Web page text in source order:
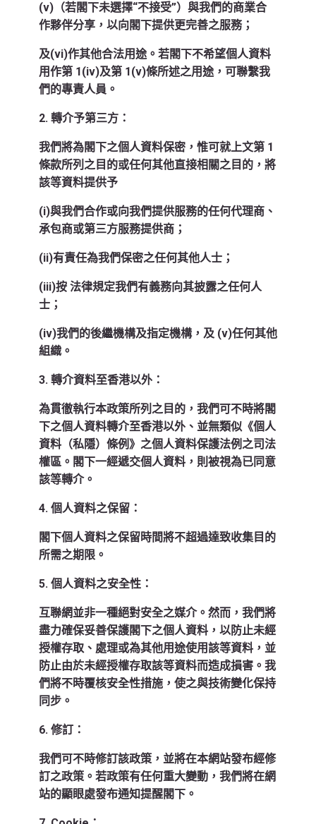
(v)（若閣下未選擇“不接受”）與我們的商業合
作夥伴分享，以向閣下提供更完善之服務；
及(vi)作其他合法用途。若閣下不希望個人資料
用作第 1(iv)及第 1(v)條所述之用途，可聯繫我
們的專責人員。
2. 轉介予第三方：
我們將為閣下之個人資料保密，惟可就上文第 1
條款所列之目的或任何其他直接相關之目的，將
該等資料提供予
(i)與我們合作或向我們提供服務的任何代理商、
承包商或第三方服務提供商；
(ii)有責任為我們保密之任何其他人士；
(iii)按 法律規定我們有義務向其披露之任何人
士；
(iv)我們的後繼機構及指定機構，及 (v)任何其他
組織。
3. 轉介資料至香港以外：
為貫徹執行本政策所列之目的，我們可不時將閣
下之個人資料轉介至香港以外、並無類似《個人
資料（私隱）條例》之個人資料保護法例之司法
權區。閣下一經遞交個人資料，則被視為已同意
該等轉介。
4. 個人資料之保留：
閣下個人資料之保留時間將不超過達致收集目的
所需之期限。
5. 個人資料之安全性：
互聯網並非一種絕對安全之媒介。然而，我們將
盡力確保妥善保護閣下之個人資料，以防止未經
授權存取、處理或為其他用途使用該等資料，並
防止由於未經授權存取該等資料而造成損害。我
們將不時覆核安全性措施，使之與技術變化保持
同步。
6. 修訂：
我們可不時修訂該政策，並將在本網站發布經修
訂之政策。若政策有任何重大變動，我們將在網
站的顯眼處發布通知提醒閣下。